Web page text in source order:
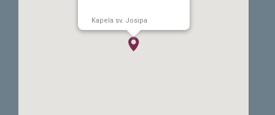
Kapela sv. Josipa